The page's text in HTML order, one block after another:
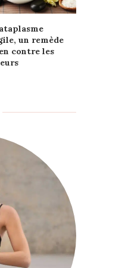
un remède
contre les